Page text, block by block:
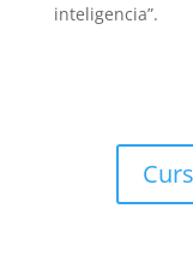
inteligencia”.